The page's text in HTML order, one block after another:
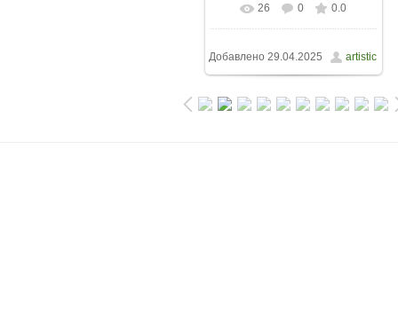
26 0 0.0
Добавлено 29.04.2025 artistic